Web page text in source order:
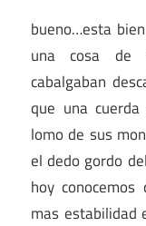
bueno…esta
una cosa de
cabalgaban
que una
lomo de sus
el dedo gordo
hoy
mas estabilidad